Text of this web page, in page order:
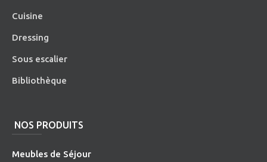
Cuisine
Dressing
Sous escalier
Bibliothèque
NOS PRODUITS
Meubles de Séjour